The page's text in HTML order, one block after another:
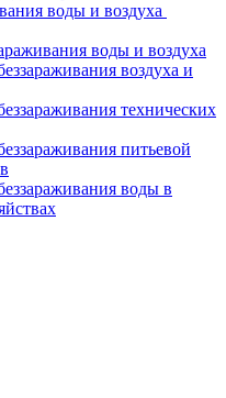
воды и воздуха
воды и воздуха
воздуха и
технических
питьевой
воды в